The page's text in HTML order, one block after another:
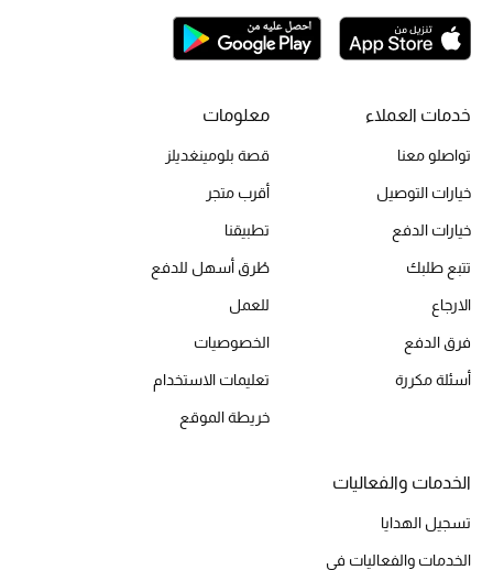
تسوقوا للنساء
الحقائب
الموسم الجديد
الحقائب النسائية
دليل ملتزمات الحقائب
حقائب الأطفال
أبرز المصممين
خدمات العملاء
تواصلو معنا
خيارات التوصيل
خيارات الدفع
تتبع طلبك
الارجاع
فرق الدفع
أسئلة مكررة
معلومات
قصة بلومينغديلز
أقرب متجر
تطبيقنا
طُرق أسهل للدفع
للعمل
الخصوصيات
تعليمات الاستخدام
خريطة الموقع
الخدمات والفعاليات
تسجيل الهدايا
الخدمات والفعاليات في